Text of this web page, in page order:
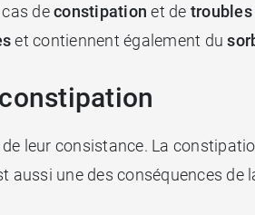
deconstipationet de troubles
et contiennent également du
leur consistance. La
aussi une des conséquences de